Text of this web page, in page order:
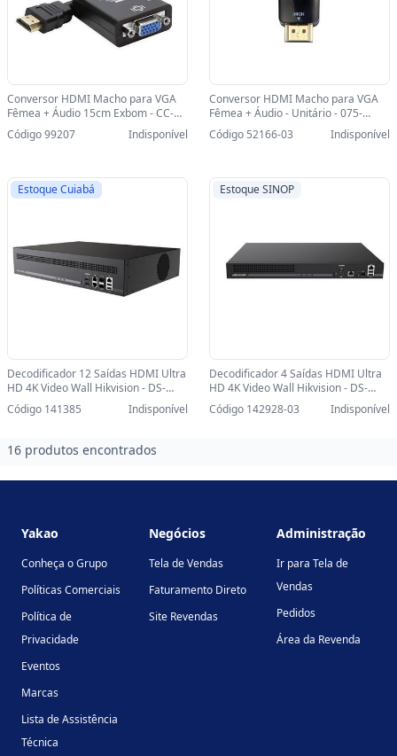
Conversor HDMI Macho para VGA
Fêmea + Áudio 15cm Exbom - CC-
HV100 - CC-HV100 - 1279
Código 99207 Indisponível
Conversor HDMI Macho para VGA
Fêmea + Áudio - Unitário - 075-
0822-SINOP-03 - 075-0822
Código 52166-03 Indisponível
Estoque Cuiabá
Decodificador 12 Saídas HDMI Ultra
HD 4K Video Wall Hikvision - DS-
6910UDI(C)(STD) - DS-6910UDI(C)
(STD)
Código 141385 Indisponível
Estoque SINOP
Decodificador 4 Saídas HDMI Ultra
HD 4K Video Wall Hikvision - DS-
6904UDI(C)-SINOP-03 - DS-
6904UDI(C)
Código 142928-03 Indisponível
16 produtos encontrados
Yakao
Conheça o Grupo
Políticas Comerciais
Política de
Privacidade
Eventos
Marcas
Lista de Assistência
Técnica
Negócios
Tela de Vendas
Faturamento Direto
Site Revendas
Administração
Ir para Tela de
Vendas
Pedidos
Área da Revenda